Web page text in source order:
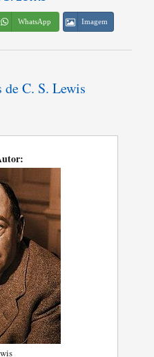
WhatsApp Imagem
de C. S. Lewis